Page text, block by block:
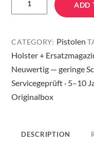
LC380
Kompakt
.380
ACP,
Ready-
Carry
ADD
CATEGORY: Pistolen
Holster +
Neuwertig — geringe
Servicegeprüft · 5–10
Originalbox
DESCRIPTION